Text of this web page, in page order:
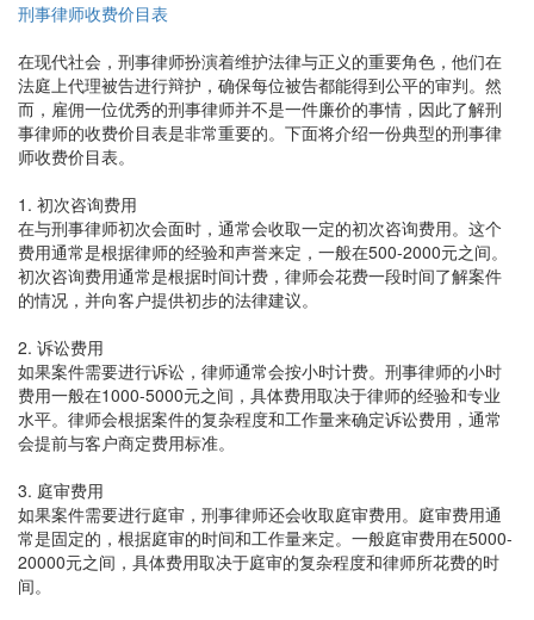
刑事律师收费价目表
在现代社会，刑事律师扮演着维护法律与正义的重要角色，他们在
法庭上代理被告进行辩护，确保每位被告都能得到公平的审判。然
而，雇佣一位优秀的刑事律师并不是一件廉价的事情，因此了解刑
事律师的收费价目表是非常重要的。下面将介绍一份典型的刑事律
师收费价目表。
1. 初次咨询费用
在与刑事律师初次会面时，通常会收取一定的初次咨询费用。这个
费用通常是根据律师的经验和声誉来定，一般在500-2000元之间。
初次咨询费用通常是根据时间计费，律师会花费一段时间了解案件
的情况，并向客户提供初步的法律建议。
2. 诉讼费用
如果案件需要进行诉讼，律师通常会按小时计费。刑事律师的小时
费用一般在1000-5000元之间，具体费用取决于律师的经验和专业
水平。律师会根据案件的复杂程度和工作量来确定诉讼费用，通常
会提前与客户商定费用标准。
3. 庭审费用
如果案件需要进行庭审，刑事律师还会收取庭审费用。庭审费用通
常是固定的，根据庭审的时间和工作量来定。一般庭审费用在5000-
20000元之间，具体费用取决于庭审的复杂程度和律师所花费的时
间。